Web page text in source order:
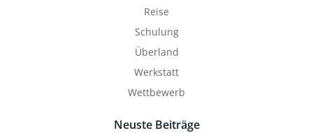
Reise
Schulung
Überland
Werkstatt
Wettbewerb
Neuste Beiträge